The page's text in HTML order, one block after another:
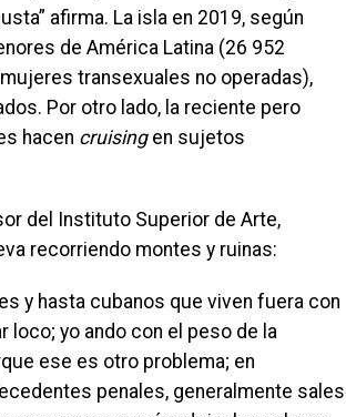
afirma. La isla en 2019, según
de América Latina (26 952
transexuales no operadas),
Por otro lado, la reciente pero
hacen cruisingen sujetos
del Instituto Superior de Arte,
recorriendo montes y ruinas:
y hasta cubanos que viven fuera con
loco; yo ando con el peso de la
ese es otro problema; en
penales, generalmente sales